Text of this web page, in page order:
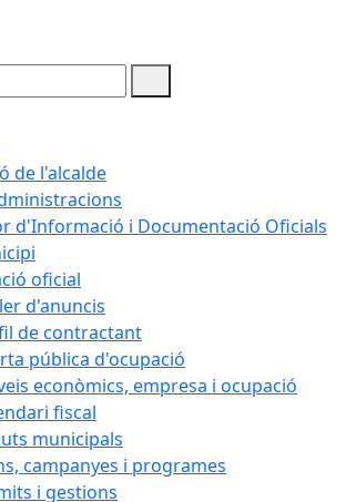
de l'alcalde
d'Informació i Documentació Oficials
oficial
d'anuncis
de contractant
pública d'ocupació
econòmics, empresa i ocupació
fiscal
municipals
campanyes i programes
i gestions